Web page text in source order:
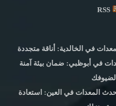
RSS
في الخالدية: أناقة متجددة
في أبوظبي: ضمان بيئة آمنة
لضيوفك
المعدات في العين: استعادة